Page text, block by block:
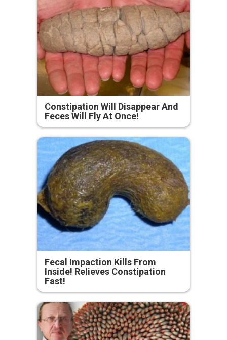
Constipation Will Disappear And
Feces Will Fly At Once!
Fecal Impaction Kills From
Inside! Relieves Constipation
Fast!